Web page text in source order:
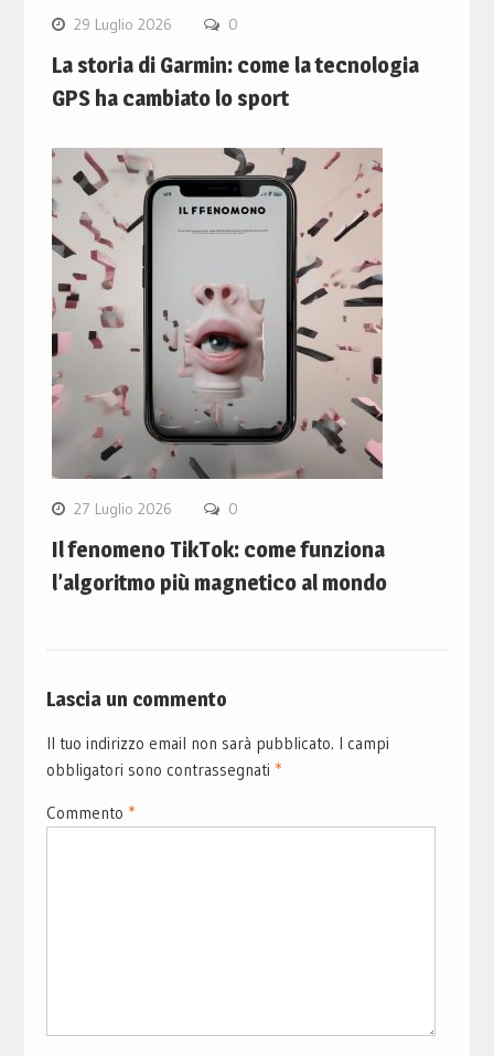
29 Luglio 2026 0
La storia di Garmin: come la tecnologia
GPS ha cambiato lo sport
27 Luglio 2026 0
Il fenomeno TikTok: come funziona
l’algoritmo più magnetico al mondo
Lascia un commento
Il tuo indirizzo email non sarà pubblicato. I campi
obbligatori sono contrassegnati *
Commento *